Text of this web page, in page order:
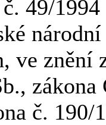
49/1994
ve znění
č. 190/